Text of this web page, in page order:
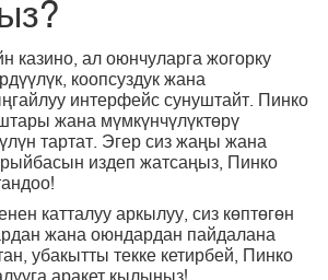
казино, ал оюнчуларга жогорку
коопсуздук жана
интерфейс сунуштайт. Пинко
жана мүмкүнчүлүктөрү
тартат. Эгер сиз жаңы жана
издеп жатсаңыз, Пинко
катталуу аркылуу, сиз көптөгөн
жана оюндардан пайдалана
убакытты текке кетирбей, Пинко